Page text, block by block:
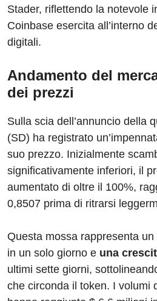
Stader, riflettendo la notevole
Coinbase esercita all’interno
digitali.
Andamento del
dei prezzi
Sulla scia dell’annuncio della
(SD) ha registrato
suo prezzo. Inizialmente
significativamente inferiori, il
aumentato di oltre il 100%,
0,8507 prima di ritrarsi
Questa mossa rappresenta
in un solo giorno e una
ultimi sette giorni,
che circonda il token. I volumi